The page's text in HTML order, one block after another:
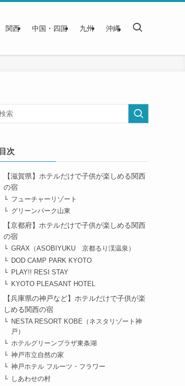
関西 中国・四国 九州 沖縄
目次
【滋賀県】ホテルだけで子供が楽しめる関西
の宿
フューチャーリゾート
グリーンパーク山東
【京都府】ホテルだけで子供が楽しめる関西
の宿
GRAX（ASOBIYUKU 京都るり渓温泉）
DOD CAMP PARK KYOTO
PLAY!! RESI STAY
KYOTO PLEASANT HOTEL
【兵庫県の神戸など】ホテルだけで子供が楽
しめる関西の宿
NESTA RESORT KOBE（ネスタリゾート神
戸）
ホテルグリーンプラザ東条湖
神戸市立自然の家
神戸ホテル フルーツ・フラワー
しあわせの村